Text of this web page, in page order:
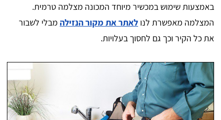
באמצעות שימוש במכשיר מיוחד המכונה מצלמה טרמית.
המצלמה מאפשרת לנו לאתר את מקור הנזילה מבלי לשבור
את כל הקיר וכך גם לחסוך בעלויות.